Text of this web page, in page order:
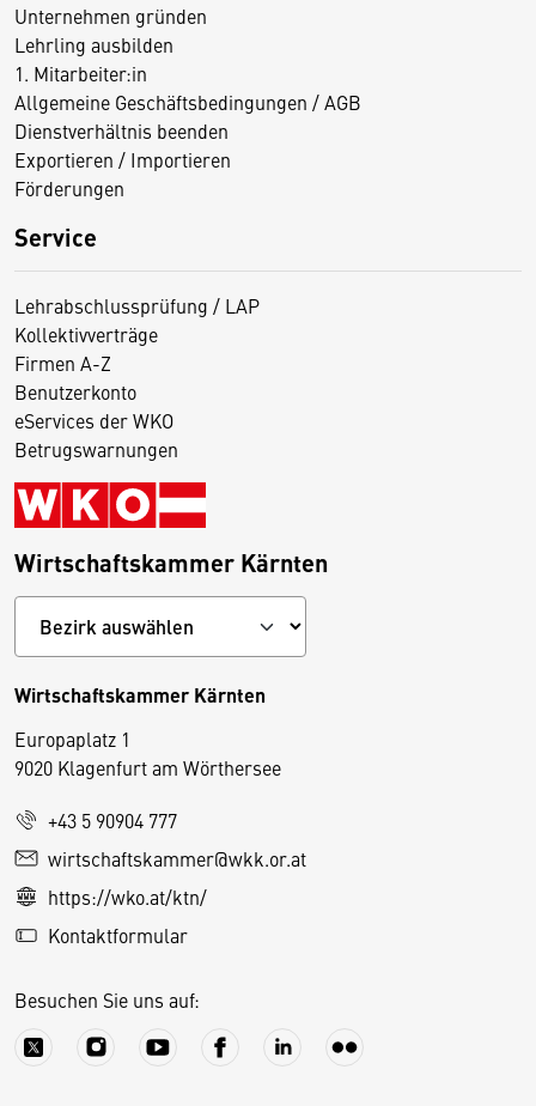
Unternehmen gründen
Lehrling ausbilden
1. Mitarbeiter:in
Allgemeine Geschäftsbedingungen / AGB
Dienstverhältnis beenden
Exportieren / Importieren
Förderungen
Service
Lehrabschlussprüfung / LAP
Kollektivverträge
Firmen A-Z
Benutzerkonto
eServices der WKO
Betrugswarnungen
Wirtschaftskammer Kärnten
Wirtschaftskammer Kärnten
Europaplatz 1
9020 Klagenfurt am Wörthersee
+43 5 90904 777
wirtschaftskammer@wkk.or.at
https://wko.at/ktn/
Kontaktformular
Besuchen Sie uns auf:
D
e
s
S
e